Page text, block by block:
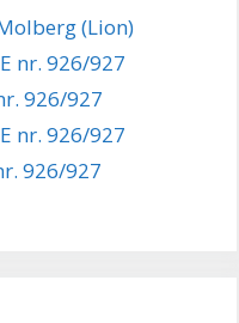
(Lion)
nr. 926/927
926/927
nr. 926/927
926/927